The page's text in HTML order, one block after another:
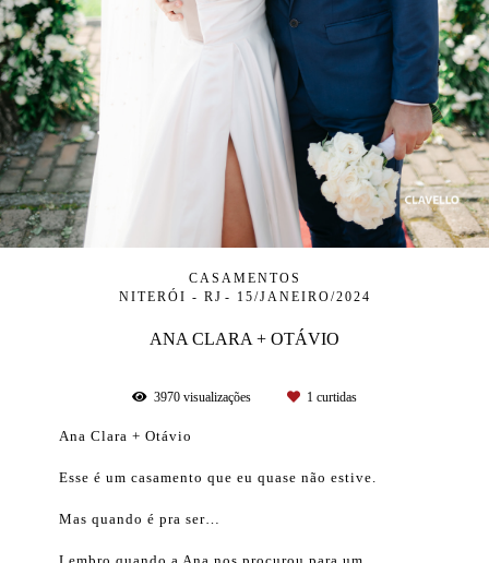
CASAMENTOS
NITERÓI - RJ
15/JANEIRO/2024
ANA CLARA + OTÁVIO
3970 visualizações 1 curtidas
Ana Clara + Otávio
Esse é um casamento que eu quase não estive.
Mas quando é pra ser…